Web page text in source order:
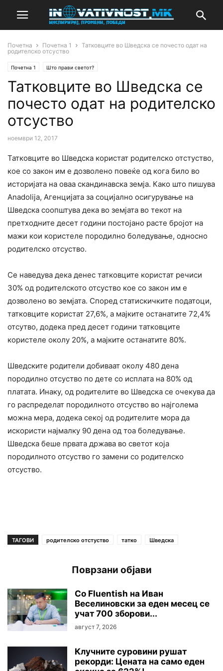
Почетна Почетна 1
Татковците во Шведска се почесто одат на
родителско отсуство
Почетна 1 Што прави светот?
Татковците во Шведска се
почесто одат на родителско
отсуство
ноември 12, 2017
Татковците во Шведска користат родителско отстуство,
кое со закон им е дозволено повеќе од кога било во
историјата на оваа скандинавска земја. Како што пишува
Anadolija, Агенцијата за социјално осигурување на
Шведска соопштува дека во земјата во текот на
претходните десет години постојано расте бројот на
мажи кои користеле породилно боледување, односно
родителско отсуство.
Се наведува дека денес татковците користат речиси
30% од родителското отсуство кое со закон им е
дозволено во земјата. Според статискичките податоци,
татковците користат 27,6%, а мајките останатите 72,4%
отсутво, додека пред десет години татковците
користеле околу 20%, а мајките останатите 80%.
Шведските родители добиваат околу 480 дена
породилно отсуство по дете со исплата на 80% од
платата. Инаку, од родителите во Шведска се очекува да
го распределат породилното отсуство во најголема
можна мера, додека секој од родителите мора да
искористи најмалку 90 дена од тоа боледување.
Шведска беше првата држава во светот која
породилното отсуство го замени со родителско
отсуство.
ТАГОВИ родителско отстуство татко Шведска
Поврзани објави
Со Fluentish на Иван
Веселиновски за еден месец се
учат 700 зборови...
август 7, 2026
Клучните суровини рушaт
рекорди: Цената на само еден